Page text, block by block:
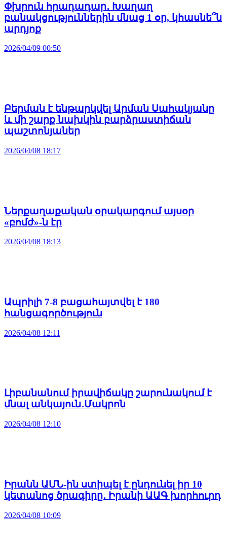
Փխրուն հրադադար․ Խաղաղ
բանակցություններին մնաց 1 օր, կհասնե՞ն
արդյոք
2026/04/09 00:50
Բերման է ենթարկվել Արման Սահակյանը
և մի շարք նախկին բարձրաստիճան
պաշտոնյաներ
2026/04/08 18:17
Ներքաղաքական օրակարգում այսօր
«բոմժ»-ն էր
2026/04/08 18:13
Ապրիլի 7-8 բացահայտվել է 180
հանցագործություն
2026/04/08 12:11
Լիբանանում իրավիճակը շարունակում է
մնալ անկայուն․Մակրոն
2026/04/08 12:10
Իրանն ԱՄՆ-ին ստիպել է ընդունել իր 10
կետանոց ծրագիրը․ Իրանի ԱԱԳ խորհուրդ
2026/04/08 10:09